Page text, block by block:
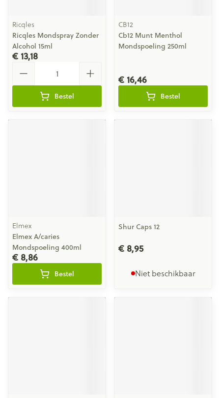
Ricqles
Ricqles Mondspray Zonder
Alcohol 15ml
€ 13,18
Bestel
CB12
Cb12 Munt Menthol
Mondspoeling 250ml
€ 16,46
Bestel
Elmex
Elmex A/caries
Mondspoeling 400ml
€ 8,86
Bestel
Shur Caps 12
€ 8,95
Niet beschikbaar